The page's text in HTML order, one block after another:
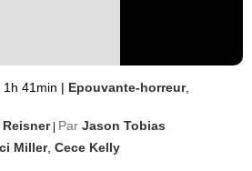
1h 41min | Epouvante-horreur,
Par Jason Tobias
Miller, Cece Kelly